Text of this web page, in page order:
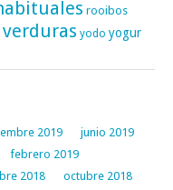
rooibos
verduras yodo yogur
2019
junio 2019
febrero 2019
2018
octubre 2018